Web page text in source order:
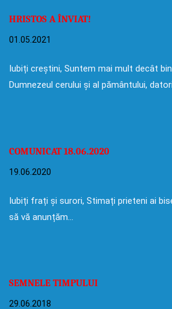
HRISTOS A ÎNVIAT!
01.05.2021
Iubiți creștini, Suntem mai mult decât
Dumnezeul cerului și al pământului,
COMUNICAT 18.06.2020
19.06.2020
Iubiți frați și surori, Stimați prieteni ai
să vă anunțăm…
SEMNELE TIMPULUI
29.06.2018